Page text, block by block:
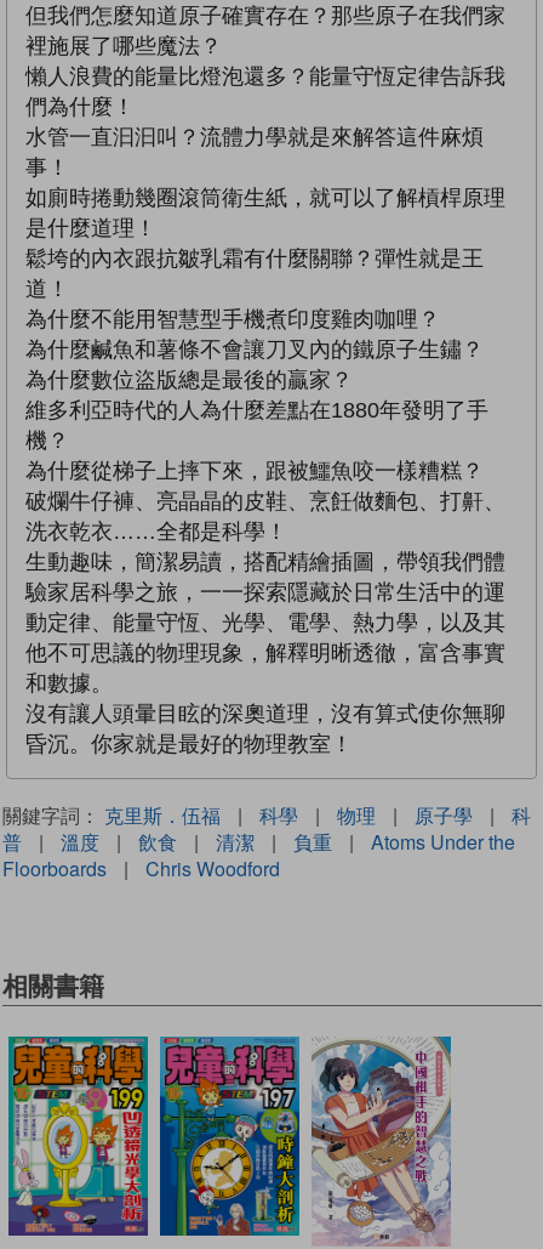
但我們怎麼知道原子確實存在？那些原子在我們家
裡施展了哪些魔法？
懶人浪費的能量比燈泡還多？能量守恆定律告訴我
們為什麼！
水管一直汩汩叫？流體力學就是來解答這件麻煩
事！
如廁時捲動幾圈滾筒衛生紙，就可以了解槓桿原理
是什麼道理！
鬆垮的內衣跟抗皺乳霜有什麼關聯？彈性就是王
道！
為什麼不能用智慧型手機煮印度雞肉咖哩？
為什麼鹹魚和薯條不會讓刀叉內的鐵原子生鏽？
為什麼數位盜版總是最後的贏家？
維多利亞時代的人為什麼差點在1880年發明了手
機？
為什麼從梯子上摔下來，跟被鱷魚咬一樣糟糕？
破爛牛仔褲、亮晶晶的皮鞋、烹飪做麵包、打鼾、
洗衣乾衣……全都是科學！
生動趣味，簡潔易讀，搭配精繪插圖，帶領我們體
驗家居科學之旅，一一探索隱藏於日常生活中的運
動定律、能量守恆、光學、電學、熱力學，以及其
他不可思議的物理現象，解釋明晰透徹，富含事實
和數據。
沒有讓人頭暈目眩的深奧道理，沒有算式使你無聊
昏沉。你家就是最好的物理教室！
關鍵字詞： 克里斯．伍福 | 科學 | 物理 | 原子學 |
科
普
| 溫度 | 飲食 | 清潔 | 負重 |
Atoms Under the
Floorboards
| Chris Woodford
相關書籍